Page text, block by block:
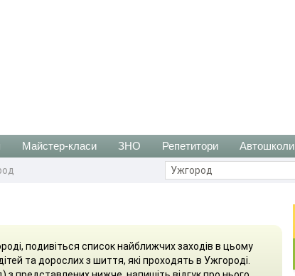
Майстер-класи ЗНО Репетитори Автошколи
подивіться список найближчих заходів в цьому
та дорослих з шиття, які проходять в Ужгороді.